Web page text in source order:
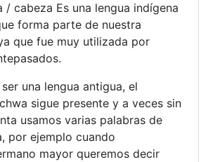
/ cabeza Es una lengua indígena
forma parte de nuestra
que fue muy utilizada por
una lengua antigua, el
sigue presente y a veces sin
usamos varias palabras de
por ejemplo cuando
mayor queremos decir